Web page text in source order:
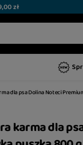
zł
dla psa Dolina Noteci
karma dla